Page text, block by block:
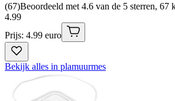
(67)Beoordeeld met 4.6 van de 5 sterren, 67
4.99
Prijs: 4.99 euro
Bekijk alles in plamuurmes